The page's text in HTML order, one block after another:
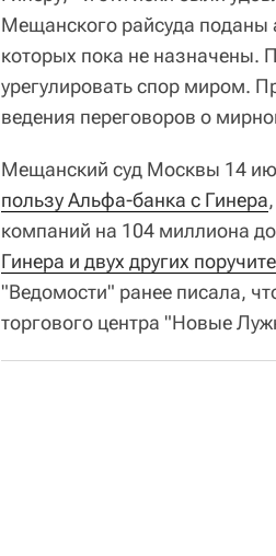
Мещанского райсуда
которых пока не назначены.
урегулировать спор миром.
ведения переговоров о
Мещанский суд Москвы 14
пользу Альфа-банка с Гинера
компаний на 104 миллиона
Гинера и двух других
"Ведомости" ранее писала,
торгового центра "Новые